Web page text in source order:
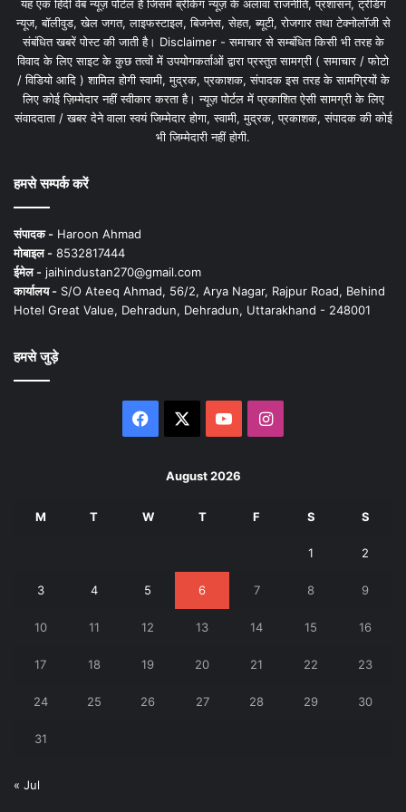
यह एक हिंदी वेब न्यूज़ पोर्टल है जिसमें ब्रेकिंग न्यूज़ के अलावा राजनीति, प्रशासन, ट्रेंडिंग
न्यूज, बॉलीवुड, खेल जगत, लाइफस्टाइल, बिजनेस, सेहत, ब्यूटी, रोजगार तथा टेक्नोलॉजी से
संबंधित खबरें पोस्ट की जाती है। Disclaimer - समाचार से सम्बंधित किसी भी तरह के
विवाद के लिए साइट के कुछ तत्वों में उपयोगकर्ताओं द्वारा प्रस्तुत सामग्री ( समाचार / फोटो
/ विडियो आदि ) शामिल होगी स्वामी, मुद्रक, प्रकाशक, संपादक इस तरह के सामग्रियों के
लिए कोई ज़िम्मेदार नहीं स्वीकार करता है। न्यूज़ पोर्टल में प्रकाशित ऐसी सामग्री के लिए
संवाददाता / खबर देने वाला स्वयं जिम्मेदार होगा, स्वामी, मुद्रक, प्रकाशक, संपादक की कोई
भी जिम्मेदारी नहीं होगी.
हमसे सम्पर्क करें
संपादक - Haroon Ahmad
मोबाइल - 8532817444
ईमेल - jaihindustan270@gmail.com
कार्यालय - S/O Ateeq Ahmad, 56/2, Arya Nagar, Rajpur Road, Behind
Hotel Great Value, Dehradun, Dehradun, Uttarakhand - 248001
हमसे जुड़े
Facebook YouTubeInstagram
August 2026
M T W T F S S
1 2
3 4 5 6 7 8 9
10 11 12 13 14 15 16
17 18 19 20 21 22 23
24 25 26 27 28 29 30
31
« Jul